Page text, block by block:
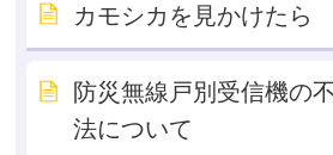
カモシカを見かけたら
防災無線戸別受信機の
法について